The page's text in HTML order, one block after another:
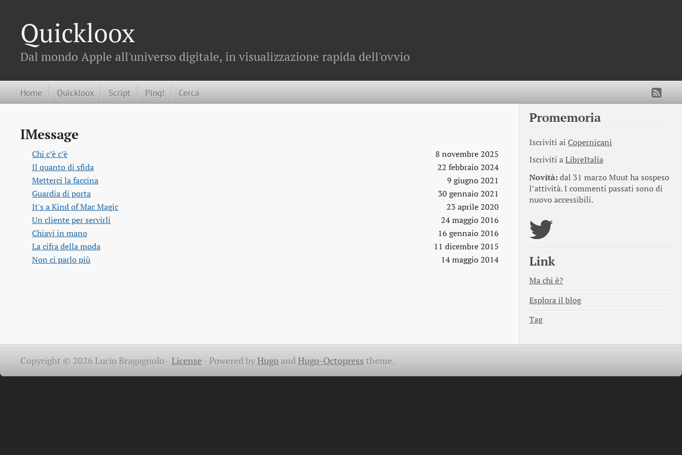
Quickloox
Dal mondo Apple all'universo digitale, in visualizzazione rapida dell'ovvio
Home Quickloox Script Ping! Cerca
IMessage
Chi c’è c’è
8 novembre 2025
Il quanto di sfida
22 febbraio 2024
Metterci la faccina
9 giugno 2021
Guardia di porta
30 gennaio 2021
It's a Kind of Mac Magic
23 aprile 2020
Un cliente per servirli
24 maggio 2016
Chiavi in mano
16 gennaio 2016
La cifra della moda
11 dicembre 2015
Non ci parlo più
14 maggio 2014
Promemoria
Iscriviti ai Copernicani
Iscriviti aLibreItalia
Novità:dal 31 marzo Muut ha sospeso
l’attività. I commenti passati sono di
nuovo accessibili.
Link
Ma chi è?
Esplora il blog
Tag
Copyright © 2026 Lucio Bragagnolo -License -Powered byHugoandHugo-Octopress theme.